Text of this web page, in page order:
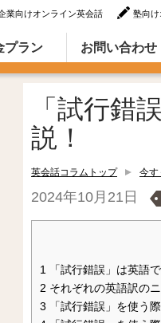
業向けオンライン英会話 塾向
（英語での言い方・英
プラン お問い合わせ
「試行錯
説！
英会話コラムトップ 今す
2024年10月21日
1 「試行錯誤」は英語
2 それぞれの英語訳の
3 「試行錯誤」を使う